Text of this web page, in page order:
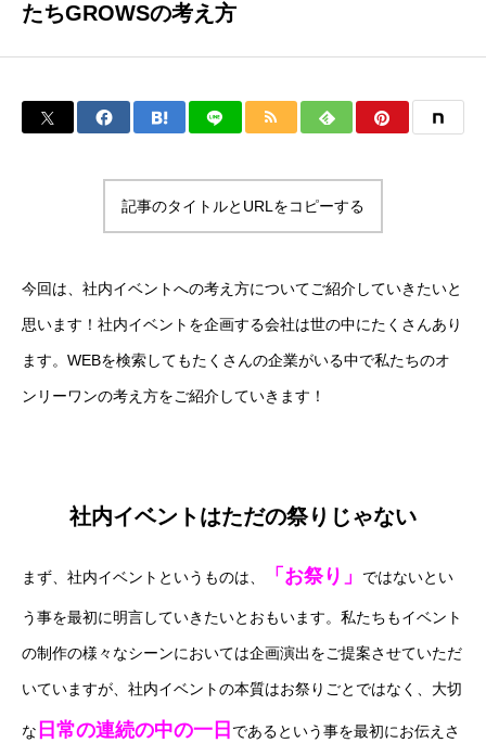
当社について
お問い合わせ
トップページ
ブログ
たちGROWSの考え方
記事のタイトルとURLをコピーする
今回は、社内イベントへの考え方についてご紹介していきたいと
思います！社内イベントを企画する会社は世の中にたくさんあり
ます。WEBを検索してもたくさんの企業がいる中で私たちのオ
ンリーワンの考え方をご紹介していきます！
社内イベントはただの祭りじゃない
まず、社内イベントというものは、 「お祭り」 ではないとい
う事を最初に明言していきたいとおもいます。私たちもイベント
の制作の様々なシーンにおいては企画演出をご提案させていただ
いていますが、社内イベントの本質はお祭りごとではなく、大切
な 日常の連続の中の一日 であるという事を最初にお伝えさ